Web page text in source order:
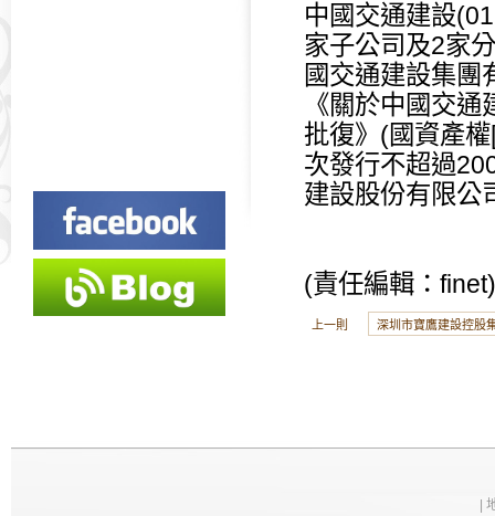
中國交通建設
家子公司及2家
國交通建設集團
《關於中國交
批復》(國資產
次發行不超過
建設股份有限公
(責任編輯：finet)
上一則 深圳市寶鷹建設控股
|